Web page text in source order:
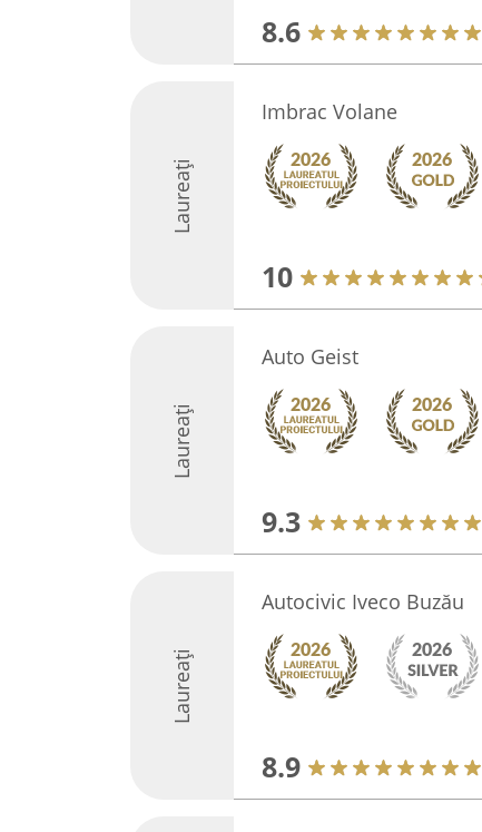
8.6
Laureați
Imbrac Volane
10
Laureați
Auto Geist
9.3
Laureați
Autocivic Iveco Buzău
8.9